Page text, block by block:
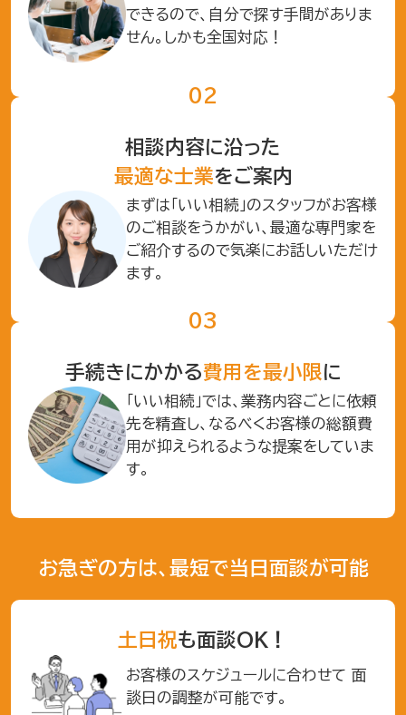
できるので、自分で探す手間がありま
せん。しかも全国対応！
相談内容に沿った
最適な士業をご案内
まずは「いい相続」のスタッフがお客様
のご相談をうかがい、最適な専門家を
ご紹介するので気楽にお話しいただけ
ます。
手続きにかかる費用を最小限に
「いい相続」では、業務内容ごとに依頼
先を精査し、なるべくお客様の総額費
用が抑えられるような提案をしていま
す。
お急ぎの方は、最短で当日面談が可能
土日祝も面談OK！
お客様のスケジュールに合わせて 面
談日の調整が可能です。